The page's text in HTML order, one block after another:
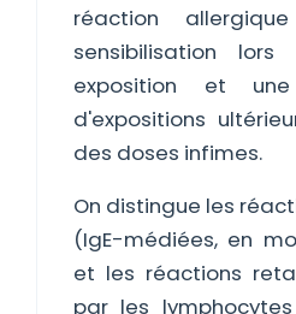
réaction
sensibilisation lors
exposition et
d'expositions
des doses infimes.
On distingue les
(IgE-médiées, en
et les réactions
par les